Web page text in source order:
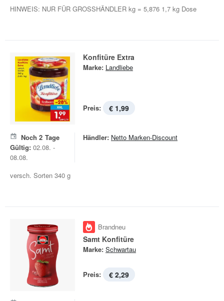
HINWEIS: NUR FÜR GROSSHÄNDLER kg = 5,876 1,7 kg Dose
Konfitüre Extra
Marke: Landliebe
Preis: € 1,99
Noch 2 Tage
Gültig: 02.08. -
08.08.
Händler: Netto Marken-Discount
versch. Sorten 340 g
Brandneu
Samt Konfitüre
Marke: Schwartau
Preis: € 2,29